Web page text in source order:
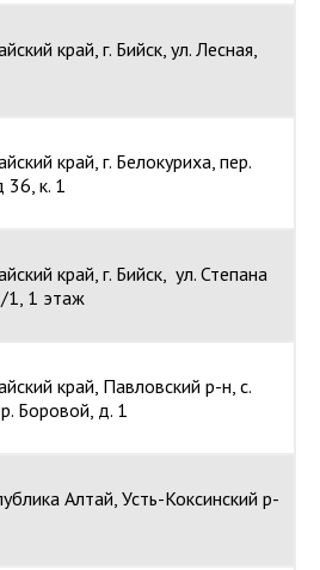
край, г. Бийск, ул. Лесная,
край, г. Белокуриха, пер.
36, к. 1
край, г. Бийск, ул. Степана
1, 1 этаж
край, Павловский р-н, с.
Боровой, д. 1
Алтай, Усть-Коксинский р-